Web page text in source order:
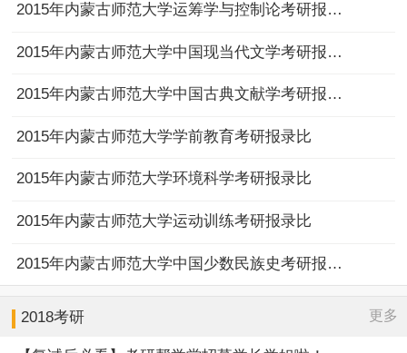
2015年内蒙古师范大学运筹学与控制论考研报录比
2015年内蒙古师范大学中国现当代文学考研报录比
2015年内蒙古师范大学中国古典文献学考研报录比
2015年内蒙古师范大学学前教育考研报录比
2015年内蒙古师范大学环境科学考研报录比
2015年内蒙古师范大学运动训练考研报录比
2015年内蒙古师范大学中国少数民族史考研报录比
2018考研 更多